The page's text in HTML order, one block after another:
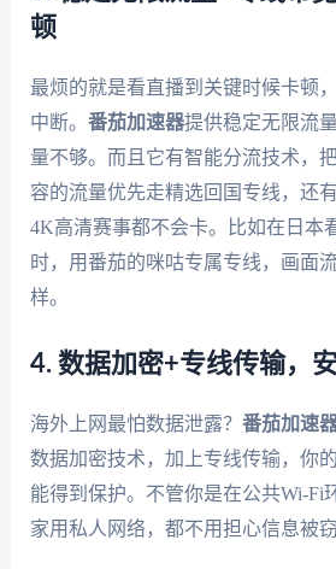
顿
最烦的就是看直播到关键时候卡顿
中断。 番茄加速器提供稳定无限流
量不够。而且它有智能分流技术，
容的流量优先走精选回国专线，还
4K高清赛事都不会卡。比如在日本
时，用番茄的咪咕专属专线，画面
样。
4. 数据加密+专线传输，
海外上网最怕数据泄露？ 番茄加速
数据加密技术，加上专线传输，你
能得到保护。不管你是在公共Wi-Fi
家用私人网络，都不用担心信息被窃